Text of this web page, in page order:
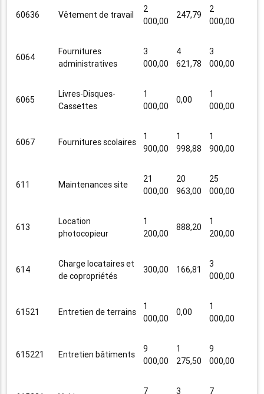
60636 Vêtement de travail
2
000,00
247,79
2
000,00
6064
Fournitures
administratives
3
000,00
4
621,78
3
000,00
6065
Livres-Disques-
Cassettes
1
000,00
0,00
1
000,00
6067 Fournitures scolaires
1
900,00
1
998,88
1
900,00
611 Maintenances site
21
000,00
20
963,00
25
000,00
613
Location
photocopieur
1
200,00
888,20
1
200,00
614
Charge locataires et
de copropriétés
300,00 166,81
3
000,00
61521 Entretien de terrains
1
000,00
0,00
1
000,00
615221 Entretien bâtiments
9
000,00
1
275,50
9
000,00
7 3 7